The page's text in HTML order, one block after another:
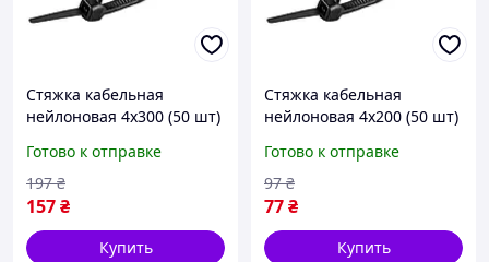
Стяжка кабельная
нейлоновая 4х300 (50 шт)
Готово к отправке
157₴
197 ₴
Купить
Стяжка кабельная
нейлоновая 4х200 (50 шт)
Готово к отправке
77₴
97 ₴
Купить